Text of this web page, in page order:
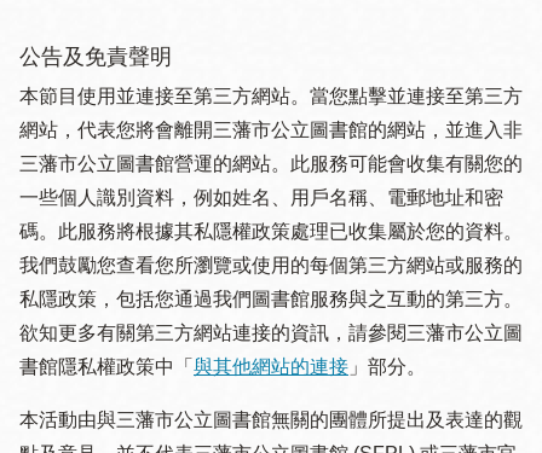
公告及免責聲明
本節目使用並連接至第三方網站。當您點擊並連接至第三方
網站，代表您將會離開三藩市公立圖書館的網站，並進入非
三藩市公立圖書館營運的網站。此服務可能會收集有關您的
一些個人識別資料，例如姓名、用戶名稱、電郵地址和密
碼。此服務將根據其私隱權政策處理已收集屬於您的資料。
我們鼓勵您查看您所瀏覽或使用的每個第三方網站或服務的
私隱政策，包括您通過我們圖書館服務與之互動的第三方。
欲知更多有關第三方網站連接的資訊，請參閱三藩市公立圖
書館隱私權政策中「 與其他網站的連接 」部分。
本活動由與三藩市公立圖書館無關的團體所提出及表達的觀